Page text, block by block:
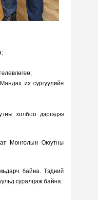
их сургуулийн
холбоо дэргэдээ
Монголын Оюутны
байна. Тэдний
суралцаж байна.